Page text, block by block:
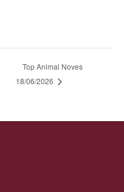
Top Animal Noves
18/06/2026